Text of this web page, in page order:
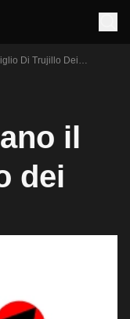
Di Trujillo Dei
il
dei